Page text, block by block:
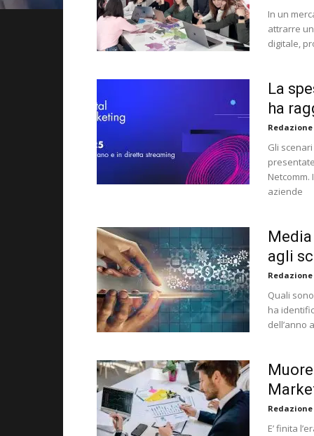
In un
attrarre
digitale,
La
ha
Gli
aziende
agli
Quali
ha
dell’anno
E’ finita